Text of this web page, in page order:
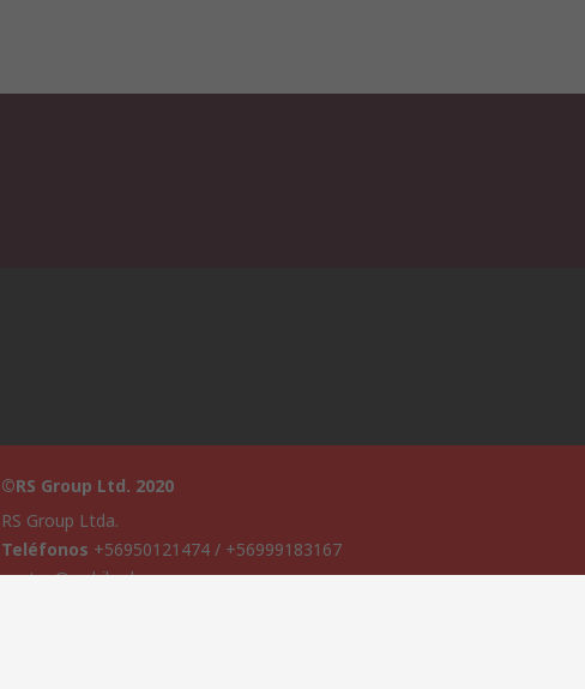
©RS Group Ltd. 2020
RS Group Ltda.
Teléfonos +56950121474 / +56999183167
ventas@rschile.cl